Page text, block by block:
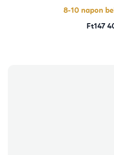
8-10 napon
Ft147